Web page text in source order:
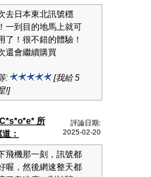
去日本東北訊號穩
一到目的地馬上就可
了！很不錯的體驗！
還會繼續購買
:
[我給 5
!]
所
：
評論日期:
2025-02-20
飛機那一刻，訊號都
喔，然後網速整天都